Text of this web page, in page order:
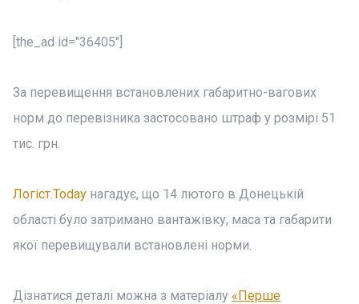
[the_ad id="36405"]
За перевищення встановлених габаритно-вагових
норм до перевізника застосовано штраф у розмірі 51
тис. грн.
Логіст.Today нагадує, що 14 лютого в Донецькій
області було затримано вантажівку, маса та габарити
якої перевищували встановлені норми.
Дізнатися деталі можна з матеріалу «Перше